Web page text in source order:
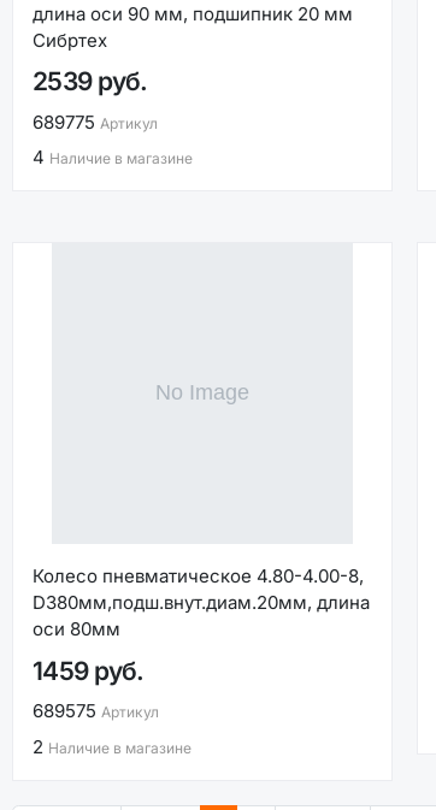
длина оси 90 мм, подшипник 20 мм
Сибртех
2539 руб.
689775 Артикул
4 Наличие в магазине
Колесо пневматическое 4.80-4.00-8,
D380мм,подш.внут.диам.20мм, длина
оси 80мм
1459 руб.
689575 Артикул
2 Наличие в магазине